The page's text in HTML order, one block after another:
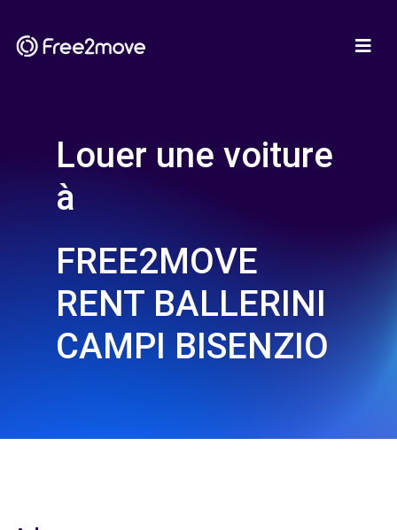
Louer une voiture
à
FREE2MOVE
RENT BALLERINI
CAMPI BISENZIO